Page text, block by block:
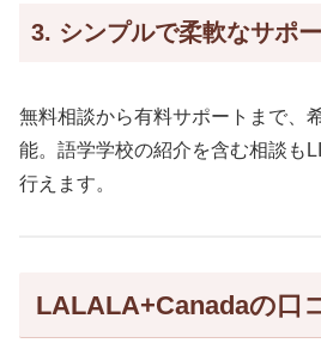
3. シンプルで柔軟なサポ
無料相談から有料サポートまで、
能。語学学校の紹介を含む相談も
行えます。
LALALA+Canadaの口